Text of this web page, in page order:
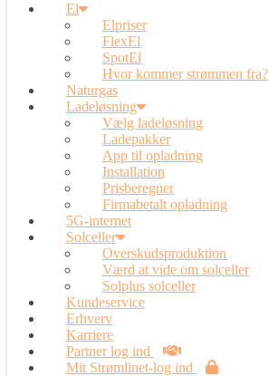
El
Elpriser
FlexEl
SpotEl
Hvor kommer strømmen fra?
Naturgas
Ladeløsning
Vælg ladeløsning
Ladepakker
App til opladning
Installation
Prisberegner
Firmabetalt opladning
5G-internet
Solceller
Overskudsproduktion
Værd at vide om solceller
Solplus solceller
Kundeservice
Erhverv
Karriere
Partner log ind
Mit Strømlinet-log ind